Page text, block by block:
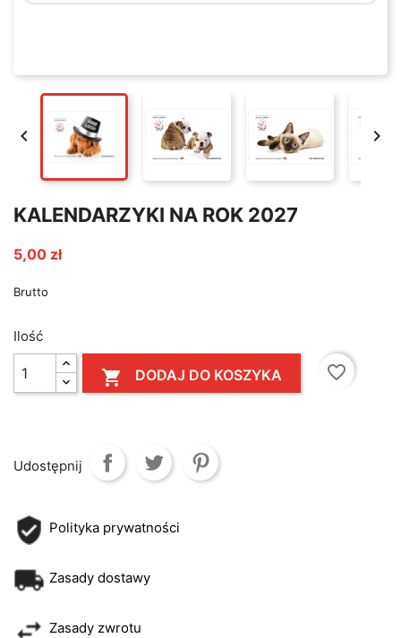
 
KALENDARZYKI NA ROK 2027
5,00 zł
Brutto
Ilość
 DODAJ DO KOSZYKA favorite_border
Udostępnij
Polityka prywatności
Zasady dostawy
Zasady zwrotu